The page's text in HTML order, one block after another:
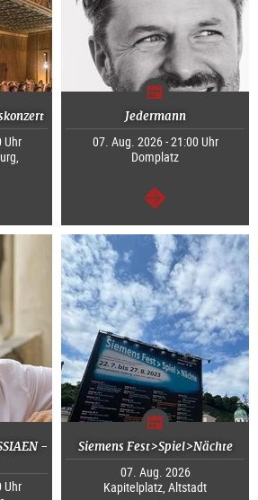
Uhr
Jedermann
07. Aug. 2026 - 21:00 Uhr
Domplatz
weiter
-
Uhr
Siemens Fest>Spiel>Nächte
07. Aug. 2026
Kapitelplatz, Altstadt